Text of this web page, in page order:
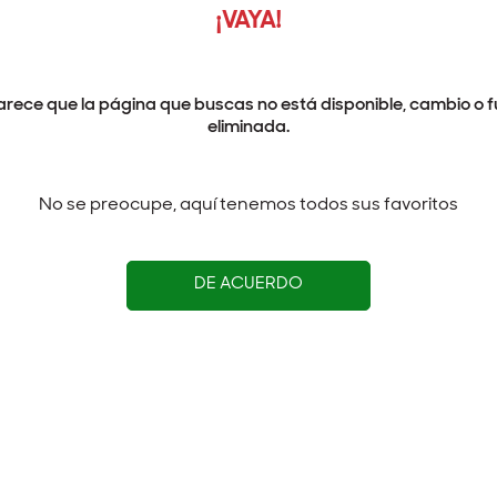
¡VAYA!
que la página que buscas no está disponible, cambio o
eliminada.
No se preocupe, aquí tenemos todos sus favoritos
DE ACUERDO